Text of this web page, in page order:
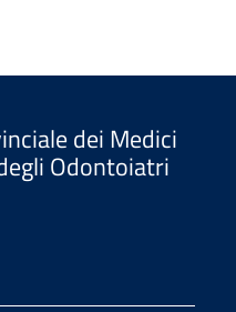
dei Medici
Odontoiatri